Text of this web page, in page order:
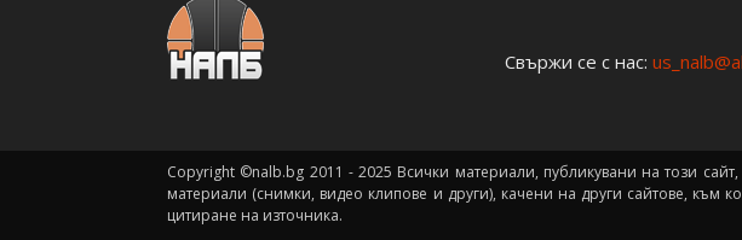
Свържи се с нас:
Copyright ©nalb.bg 2011 - 2025 Всички материали, публикувани на този
материали (снимки, видео клипове и други), качени на други сайтове, към
цитиране на източника.